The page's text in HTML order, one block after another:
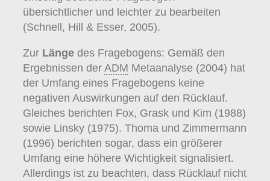
übersichtlicher und leichter zu bearbeiten
(Schnell, Hill & Esser, 2005).
Zur Länge des Fragebogens: Gemäß den
Ergebnissen der ADM Metaanalyse (2004) hat
der Umfang eines Fragebogens keine
negativen Auswirkungen auf den Rücklauf.
Gleiches berichten Fox, Grask und Kim (1988)
sowie Linsky (1975). Thoma und Zimmermann
(1996) berichten sogar, dass ein größerer
Umfang eine höhere Wichtigkeit signalisiert.
Allerdings ist zu beachten, dass Rücklauf nicht